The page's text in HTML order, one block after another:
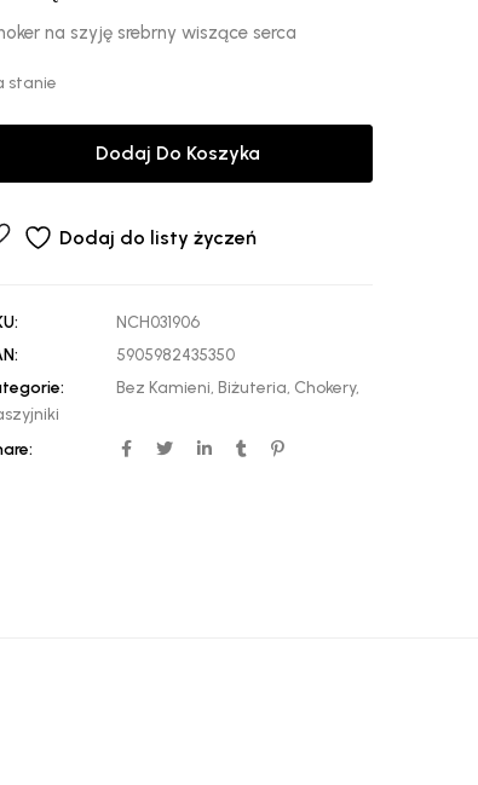
na szyję srebrny wiszące serca
stanie
Dodaj Do Koszyka
Dodaj do listy życzeń
NCH031906
5905982435350
Bez Kamieni, Biżuteria, Chokery,